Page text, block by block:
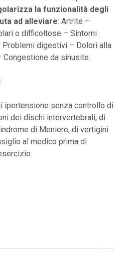
la funzionalità degli
ad alleviare: Artrite –
o difficoltose – Sintomi
Problemi digestivi – Dolori alla
Congestione da sinusite.
ipertensione senza controllo di
dei dischi intervertebrali, di
di Meniere, di vertigini
al medico prima di